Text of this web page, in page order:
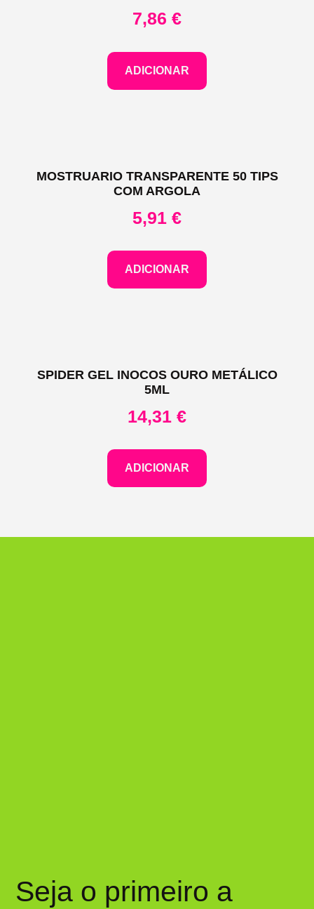
7,86 €
ADICIONAR
MOSTRUARIO TRANSPARENTE 50 TIPS
COM ARGOLA
5,91 €
ADICIONAR
SPIDER GEL INOCOS OURO METÁLICO
5ML
14,31 €
ADICIONAR
Seja o primeiro a